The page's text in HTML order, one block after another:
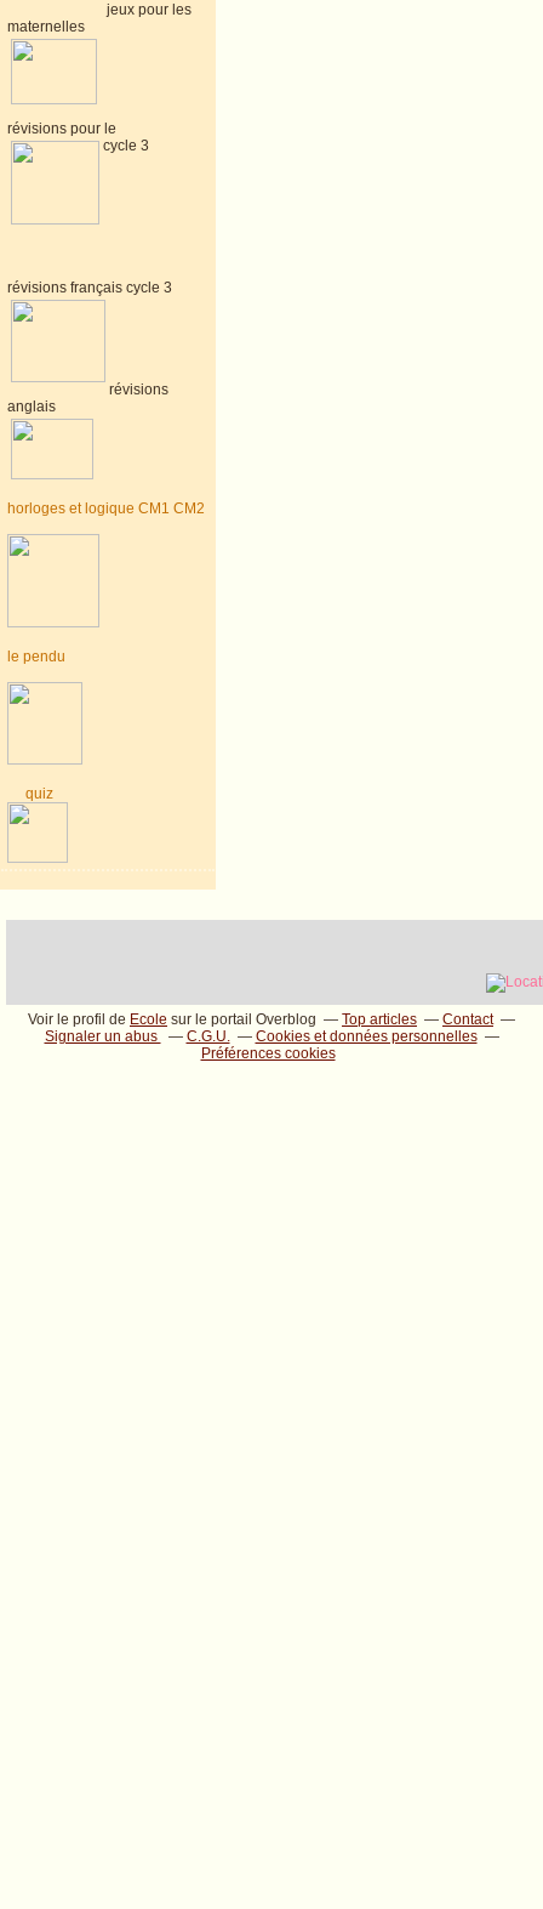
jeux pour les
maternelles
révisions pour le
cycle 3
révisions français cycle 3
révisions
anglais
horloges et logique CM1 CM2
le pendu
quiz
Voir le profil de Ecole sur le portail Overblog Top articles
Contact
Signaler un abus
C.G.U.
Cookies et données personnelles
Préférences cookies